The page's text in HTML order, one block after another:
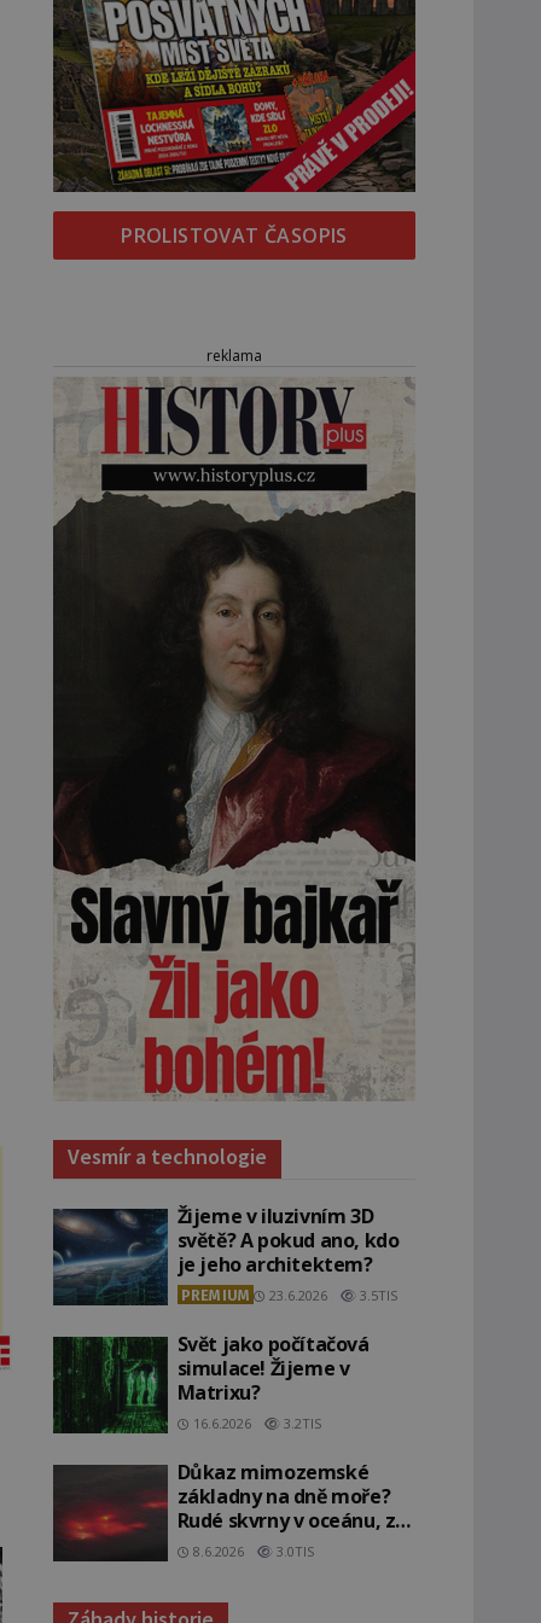
PROLISTOVAT ČASOPIS
reklama
Vesmír a technologie
Žijeme v iluzivním 3D
světě? A pokud ano, kdo
je jeho architektem?
PREMIUM 23.6.2026 3.5TIS
Svět jako počítačová
simulace! Žijeme v
Matrixu?
16.6.2026 3.2TIS
Důkaz mimozemské
základny na dně moře?
Rudé skvrny v oceánu, ze
kterých srší blesky!
8.6.2026 3.0TIS